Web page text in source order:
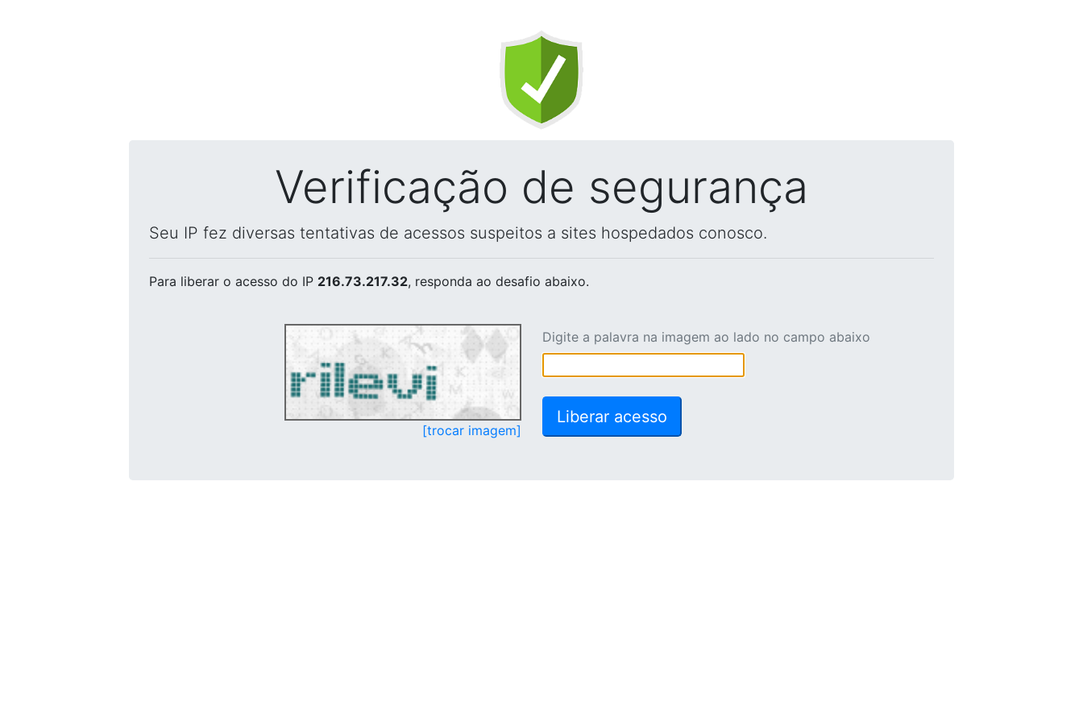
Verificação de segurança
Seu IP fez diversas tentativas de acessos suspeitos a sites hospedados conosco.
Para liberar o acesso do IP 216.73.217.32, responda ao desafio abaixo.
[trocar imagem]
Digite a palavra na imagem ao lado no campo abaixo